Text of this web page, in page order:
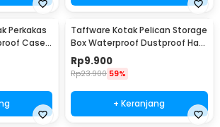
Perkakas
Case -
Taffware Kotak Pelican Storage
Box Waterproof Dustproof Hard
Case ABS S - G10/J020
Rp9.900
Rp23.900 59%
+ Keranjang